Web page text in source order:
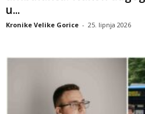
u...
Kronike Velike Gorice - 25. lipnja 2026